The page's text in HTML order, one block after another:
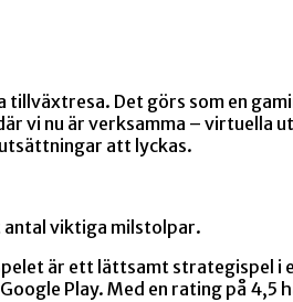
tillväxtresa. Det görs som en
vi nu är verksamma –
att lyckas.
viktiga milstolpar.
är ett lättsamt strategispel i
Play. Med en rating på 4,5